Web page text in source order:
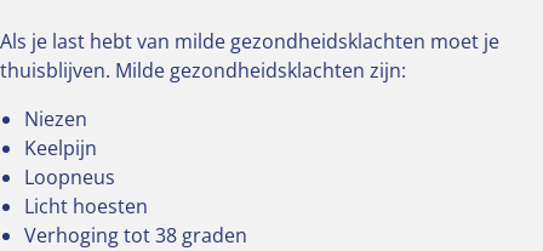
Als je last hebt van milde gezondheidsklachten moet je
thuisblijven. Milde gezondheidsklachten zijn:
Niezen
Keelpijn
Loopneus
Licht hoesten
Verhoging tot 38 graden